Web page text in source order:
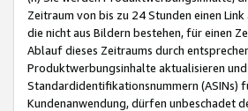
Zeitraum von bis zu 24 Stunden einen
die nicht aus Bildern bestehen, für einen
Ablauf dieses Zeitraums durch
Produktwerbungsinhalte aktualisieren
Standardidentifikationsnummern (ASINs)
Kundenanwendung, dürfen unbeschadet